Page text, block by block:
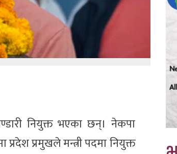
नियुक्त भएका छन्। नेकपा
प्रमुखले मन्त्री पदमा नियुक्त